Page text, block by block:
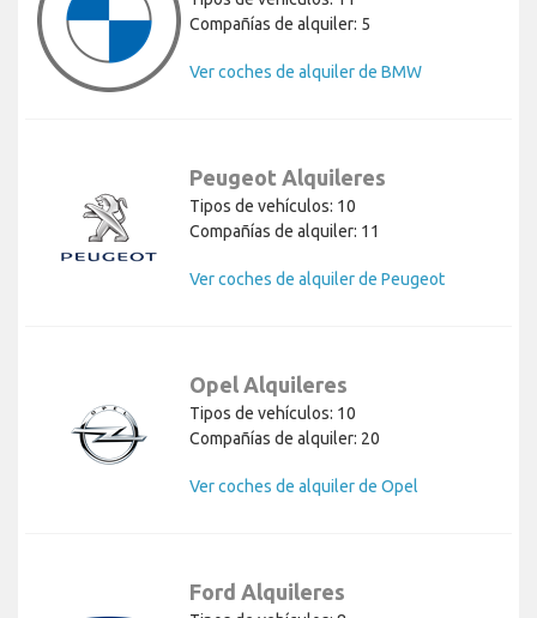
Compañías de alquiler: 5
Ver coches de alquiler de BMW
Peugeot Alquileres
Tipos de vehículos: 10
Compañías de alquiler: 11
Ver coches de alquiler de Peugeot
Opel Alquileres
Tipos de vehículos: 10
Compañías de alquiler: 20
Ver coches de alquiler de Opel
Ford Alquileres